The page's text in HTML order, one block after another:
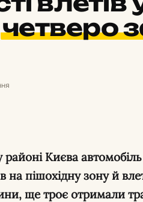
четверо
Києва
на пішохідну зону й
ще троє отримали